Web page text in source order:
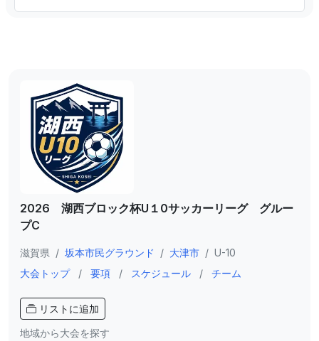
2026 湖西ブロック杯U１0サッカーリーグ グルー
プC
滋賀県 / 坂本市民グラウンド / 大津市 / U-10
大会トップ
/ 要項 / スケジュール / チーム
リストに追加
地域から大会を探す